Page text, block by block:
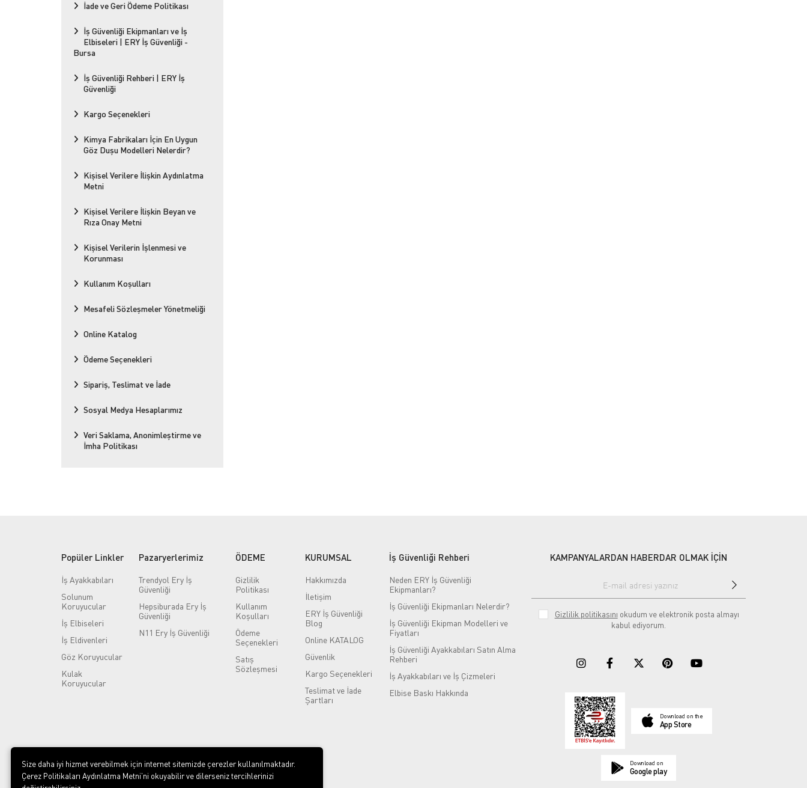
İade ve Geri Ödeme Politikası
İş Güvenliği Ekipmanları ve İş
Elbiseleri | ERY İş Güvenliği -
Bursa
İş Güvenliği Rehberi | ERY İş
Güvenliği
Kargo Seçenekleri
Kimya Fabrikaları İçin En Uygun
Göz Duşu Modelleri Nelerdir?
Kişisel Verilere İlişkin Aydınlatma
Metni
Kişisel Verilere İlişkin Beyan ve
Rıza Onay Metni
Kişisel Verilerin İşlenmesi ve
Korunması
Kullanım Koşulları
Mesafeli Sözleşmeler Yönetmeliği
Online Katalog
Ödeme Seçenekleri
Sipariş, Teslimat ve İade
Sosyal Medya Hesaplarımız
Veri Saklama, Anonimleştirme ve
İmha Politikası
Popüler Linkler
İş Ayakkabıları
Solunum
Koruyucular
İş Elbiseleri
İş Eldivenleri
Göz Koruyucular
Kulak
Koruyucular
Pazaryerlerimiz
Trendyol Ery İş
Güvenliği
Hepsiburada Ery İş
Güvenliği
N11 Ery İş Güvenliği
ÖDEME
Gizlilik
Politikası
Kullanım
Koşulları
Ödeme
Seçenekleri
Satış
Sözleşmesi
KURUMSAL
Hakkımızda
İletişim
ERY İş Güvenliği
Blog
Online KATALOG
Güvenlik
Kargo Seçenekleri
Teslimat ve İade
Şartları
İş Güvenliği Rehberi
Neden ERY İş Güvenliği
Ekipmanları?
İş Güvenliği Ekipmanları Nelerdir?
İş Güvenliği Ekipman Modelleri ve
Fiyatları
İş Güvenliği Ayakkabıları Satın Alma
Rehberi
İş Ayakkabıları ve İş Çizmeleri
Elbise Baskı Hakkında
KAMPANYALARDAN HABERDAR OLMAK İÇİN
Gizlilik politikasını okudum ve elektronik posta almayı
kabul ediyorum.
Download on the
App Store
Download on
Google play
Size daha iyi hizmet verebilmek için internet sitemizde çerezler kullanılmaktadır.
Çerez Politikaları Aydınlatma Metni’ni okuyabilir ve dilerseniz tercihlerinizi